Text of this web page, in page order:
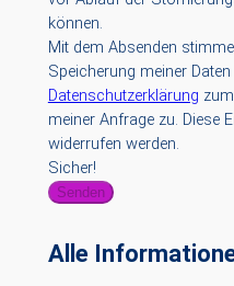
können.
Mit dem Absenden
Speicherung meiner
Datenschutzerklärung
meiner Anfrage zu. Diese
widerrufen werden.
Sicher!
Senden
Alle